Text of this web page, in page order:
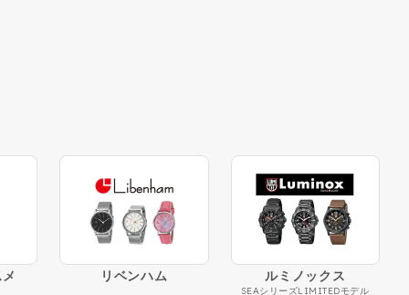
リベンハム ルミノックス
SEAシリーズLIMITEDモデル